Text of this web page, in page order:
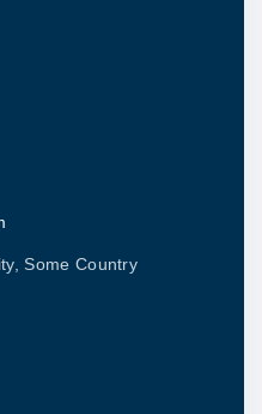
Some Country